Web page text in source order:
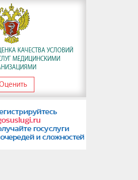
КАЧЕСТВА УСЛОВИЙ
МЕДИЦИНСКИМИ